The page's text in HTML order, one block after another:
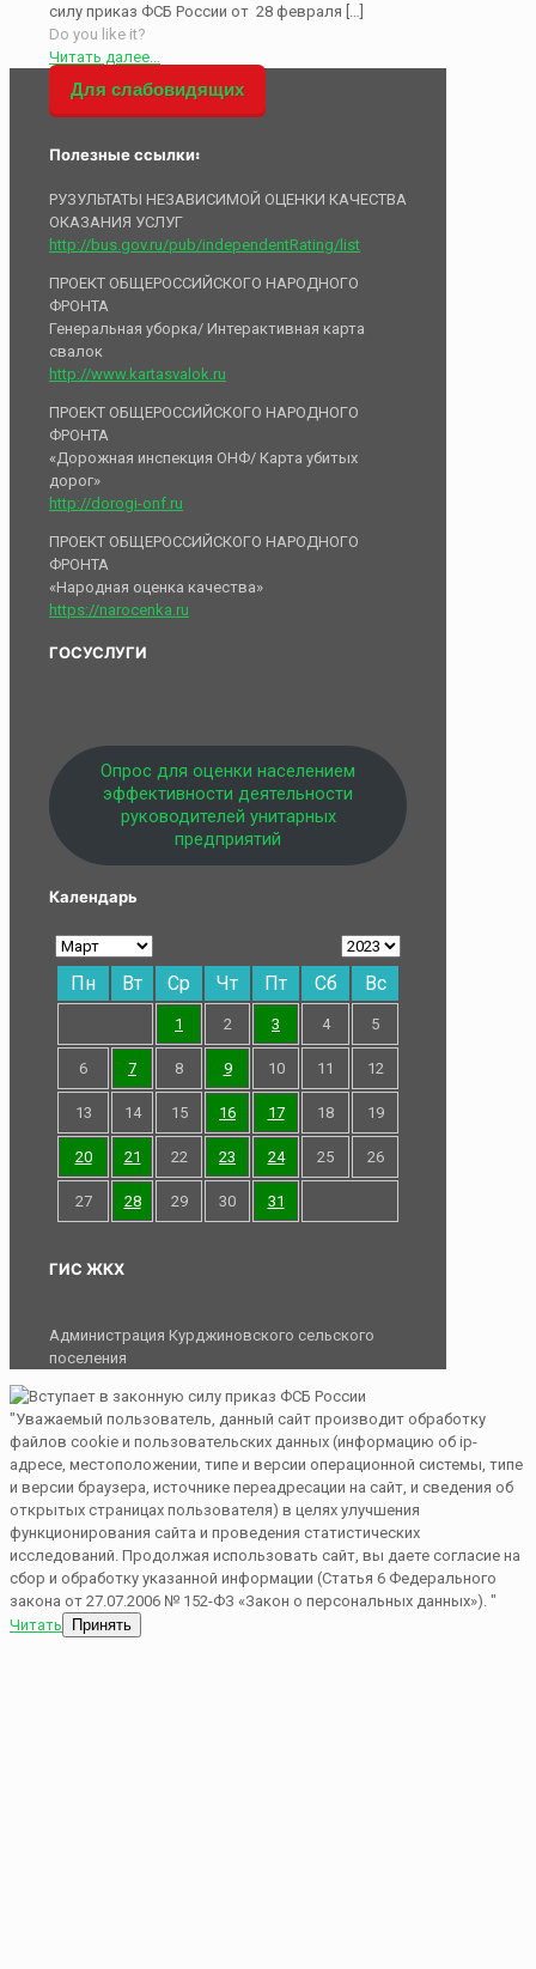
силу приказ ФСБ России от 28 февраля […]
Do you like it?
Читать далее...
Для слабовидящих
Полезные ссылки:
РУЗУЛЬТАТЫ НЕЗАВИСИМОЙ ОЦЕНКИ КАЧЕСТВА
ОКАЗАНИЯ УСЛУГ
http://bus.gov.ru/pub/independentRating/list
ПРОЕКТ ОБЩЕРОССИЙСКОГО НАРОДНОГО
ФРОНТА
Генеральная уборка/ Интерактивная карта
свалок
http://www.kartasvalok.ru
ПРОЕКТ ОБЩЕРОССИЙСКОГО НАРОДНОГО
ФРОНТА
«Дорожная инспекция ОНФ/ Карта убитых
дорог»
http://dorogi-onf.ru
ПРОЕКТ ОБЩЕРОССИЙСКОГО НАРОДНОГО
ФРОНТА
«Народная оценка качества»
https://narocenka.ru
ГОСУСЛУГИ
Опрос для оценки населением
эффективности деятельности
руководителей унитарных
предприятий
Календарь
Пн Вт Ср Чт Пт Сб Вс
1 2 3 4 5
6 7 8 9 10 11 12
13 14 15 16 17 18 19
20 21 22 23 24 25 26
27 28 29 30 31
ГИС ЖКХ
Администрация Курджиновского сельского
поселения
"Уважаемый пользователь, данный сайт производит обработку
файлов cookie и пользовательских данных (информацию об ip-
адресе, местоположении, типе и версии операционной системы, типе
и версии браузера, источнике переадресации на сайт, и сведения об
открытых страницах пользователя) в целях улучшения
функционирования сайта и проведения статистических
исследований. Продолжая использовать сайт, вы даете согласие на
сбор и обработку указанной информации (Статья 6 Федерального
закона от 27.07.2006 № 152-ФЗ «Закон о персональных данных»). "
Читать
Принять